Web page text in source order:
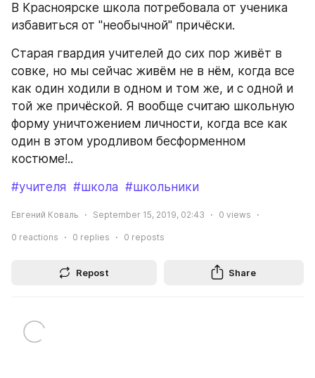
В Красноярске школа потребовала от ученика
избавиться от "необычной" причёски.
Старая гвардия учителей до сих пор живёт в
совке, но мы сейчас живём не в нём, когда все
как один ходили в одном и том же, и с одной и
той же причёской. Я вообще считаю школьную
форму уничтожением личности, когда все как
один в этом уродливом бесформенном
костюме!..
#учителя #школа #школьники
Евгений Коваль September 15, 2019, 02:43 0 views
0 reactions 0 replies 0 reposts
Repost Share